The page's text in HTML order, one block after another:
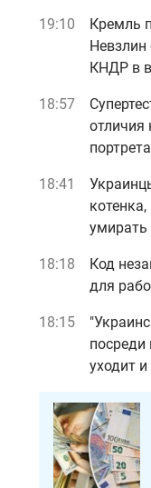
19:10
Кремль
Невзлин
КНДР в
18:57
отличия
18:41
умирать
18:18
Код
для
18:15
посреди
уходит